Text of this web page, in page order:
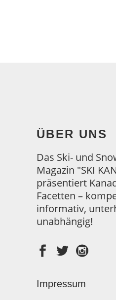
ÜBER UNS
Das Ski- und
Magazin "SKI
präsentiert
Facetten –
informativ,
unabhängig!
Impressum